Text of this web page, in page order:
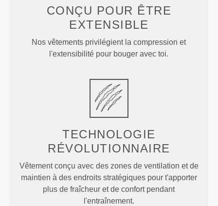
CONÇU POUR ÊTRE
EXTENSIBLE
Nos vêtements privilégient la compression et
l'extensibilité pour bouger avec toi.
TECHNOLOGIE
RÉVOLUTIONNAIRE
Vêtement conçu avec des zones de ventilation et de
maintien à des endroits stratégiques pour t'apporter
plus de fraîcheur et de confort pendant
l'entraînement.